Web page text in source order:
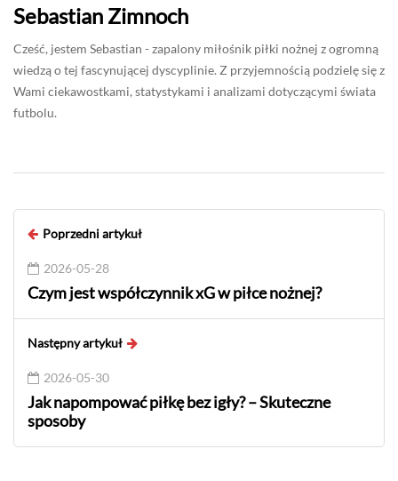
Sebastian Zimnoch
Cześć, jestem Sebastian - zapalony miłośnik piłki nożnej z ogromną
wiedzą o tej fascynującej dyscyplinie. Z przyjemnością podzielę się z
Wami ciekawostkami, statystykami i analizami dotyczącymi świata
futbolu.
Poprzedni artykuł
2026-05-28
Czym jest współczynnik xG w piłce nożnej?
Następny artykuł
2026-05-30
Jak napompować piłkę bez igły? – Skuteczne
sposoby